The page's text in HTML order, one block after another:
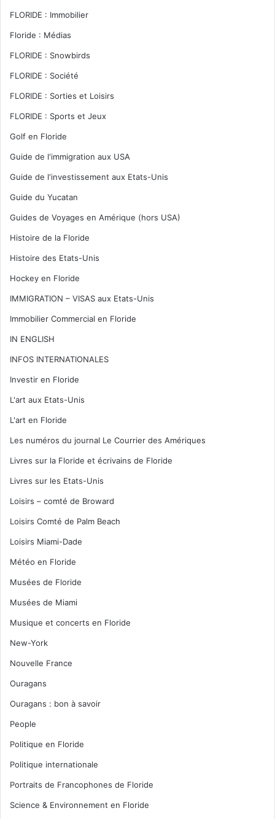
FLORIDE : Immobilier
Floride : Médias
FLORIDE : Snowbirds
FLORIDE : Société
FLORIDE : Sorties et Loisirs
FLORIDE : Sports et Jeux
Golf en Floride
Guide de l'immigration aux USA
Guide de l'investissement aux Etats-Unis
Guide du Yucatan
Guides de Voyages en Amérique (hors USA)
Histoire de la Floride
Histoire des Etats-Unis
Hockey en Floride
IMMIGRATION – VISAS aux Etats-Unis
Immobilier Commercial en Floride
IN ENGLISH
INFOS INTERNATIONALES
Investir en Floride
L'art aux Etats-Unis
L'art en Floride
Les numéros du journal Le Courrier des Amériques
Livres sur la Floride et écrivains de Floride
Livres sur les Etats-Unis
Loisirs – comté de Broward
Loisirs Comté de Palm Beach
Loisirs Miami-Dade
Météo en Floride
Musées de Floride
Musées de Miami
Musique et concerts en Floride
New-York
Nouvelle France
Ouragans
Ouragans : bon à savoir
People
Politique en Floride
Politique internationale
Portraits de Francophones de Floride
Science & Environnement en Floride